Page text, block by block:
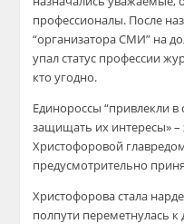
профессионалы. После
“организатора СМИ” на
упал статус профессии
кто угодно.
Единороссы “привлекли
защищать их интересы»
Христофоровой
предусмотрительно
Христофорова стала
полпути переметнулась к